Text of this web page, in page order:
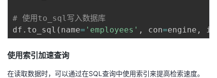
# 使用to_sql写入数据库
df . to_sql ( name= 'employees' , con=engine ,
使用索引加速查询
在读取数据时，可以通过在SQL查询中使用索引来提高检索速度。